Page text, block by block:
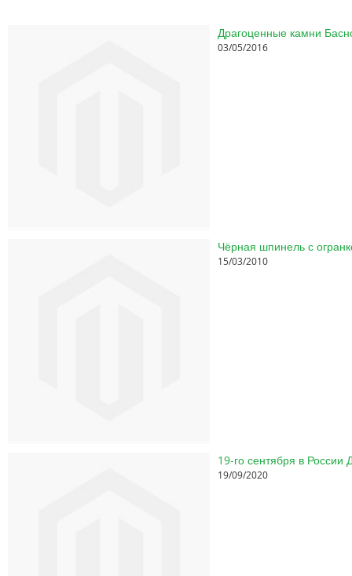
03/05/2016
Чёрная шпинель с
15/03/2010
19-го сентября в
19/09/2020